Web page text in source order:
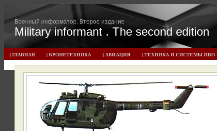
Военный информатор. Второе издание
Military informant . The second edition
| ГЛАВНАЯ | БРОНЕТЕХНИКА | АВИАЦИЯ | ТЕХНИКА И СИСТЕМЫ ПВО